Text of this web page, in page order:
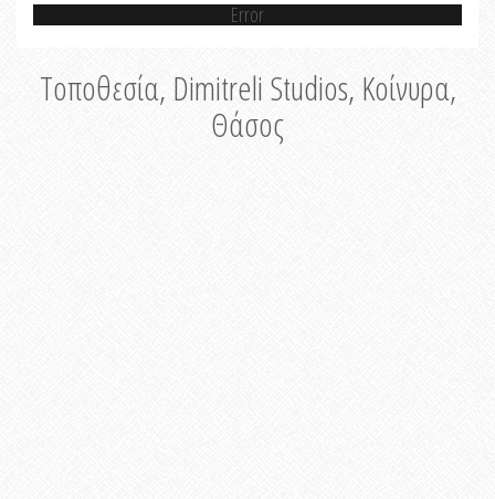
Error
Τοποθεσία, Dimitreli Studios, Κοίνυρα,
Θάσος